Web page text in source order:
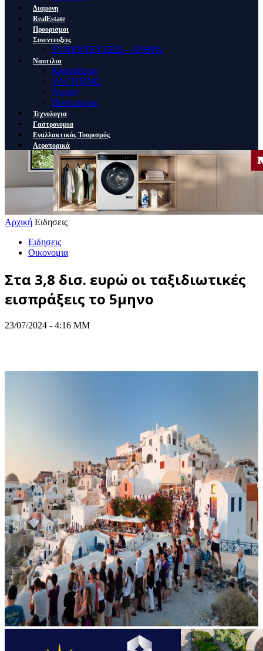
Διαμονη
RealEstate
Προορισμοι
Συνεντευξεις
ΣΥΝΕΝΤΕΥΞΕΙΣ – ΑΡΘΡΑ
Ναυτιλια
Κρουαζιερα
YACHTING
Λιμανι
Ποντοπορος
Τεχνολογια
Γαστρονομια
Εναλλακτικός Τουρισμός
Αεροπορικά
Αρχική Ειδησεις
Ειδησεις
Οικονομια
Στα 3,8 δισ. ευρώ οι ταξιδιωτικές
εισπράξεις το 5μηνο
23/07/2024 - 4:16 ΜΜ